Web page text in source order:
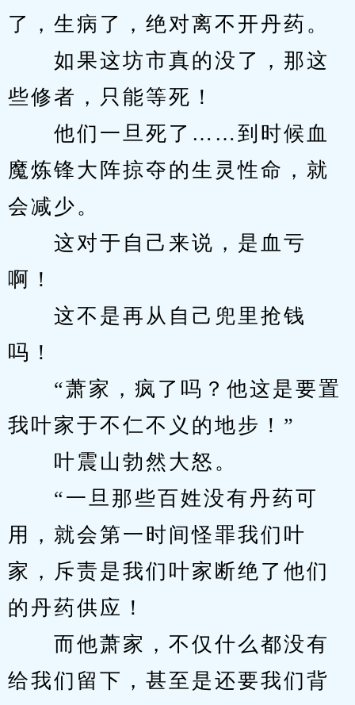
了，生病了，绝对离不开丹药。
如果这坊市真的没了，那这
些修者，只能等死！
他们一旦死了……到时候血
魔炼锋大阵掠夺的生灵性命，就
会减少。
这对于自己来说，是血亏
啊！
这不是再从自己兜里抢钱
吗！
“萧家，疯了吗？他这是要置
我叶家于不仁不义的地步！”
叶震山勃然大怒。
“一旦那些百姓没有丹药可
用，就会第一时间怪罪我们叶
家，斥责是我们叶家断绝了他们
的丹药供应！
而他萧家，不仅什么都没有
给我们留下，甚至是还要我们背